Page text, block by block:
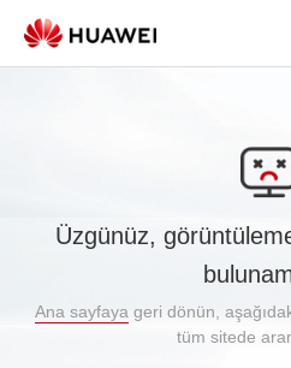
Üzgünüz,
Ana sayfaya geri dönün,
tüm sitede